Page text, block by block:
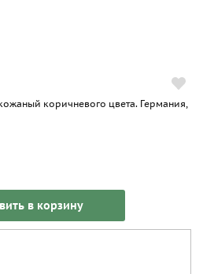
коричневого цвета. Германия,
в корзину